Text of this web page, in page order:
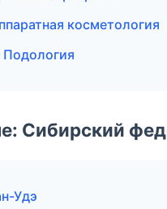
косметология
Сибирский
Удэ